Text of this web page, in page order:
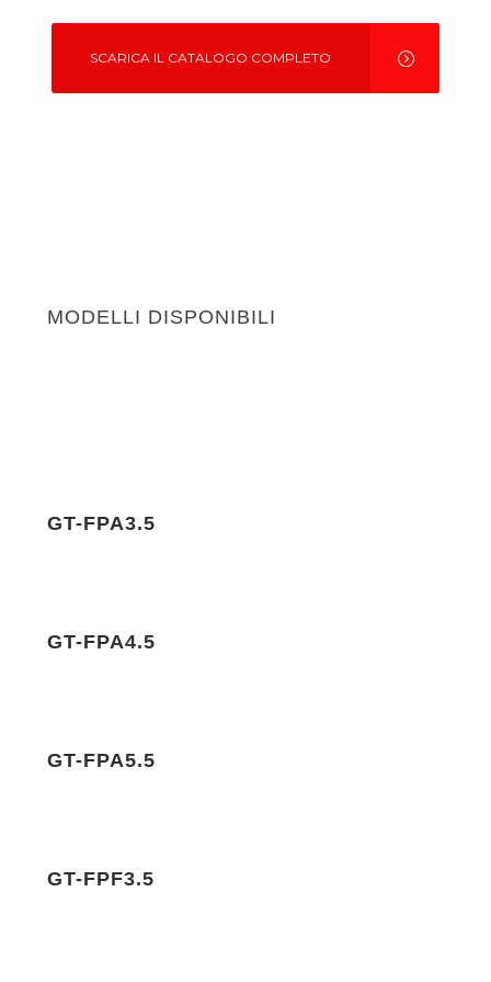
SCARICA IL CATALOGO COMPLETO
MODELLI DISPONIBILI
GT-FPA3.5
GT-FPA4.5
GT-FPA5.5
GT-FPF3.5